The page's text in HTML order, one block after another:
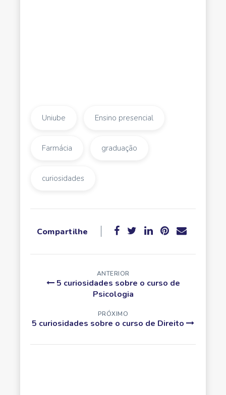
Uniube Ensino presencial
Farmácia graduação
curiosidades
Compartilhe
ANTERIOR
5 curiosidades sobre o curso de
Psicologia
PRÓXIMO
5 curiosidades sobre o curso de Direito